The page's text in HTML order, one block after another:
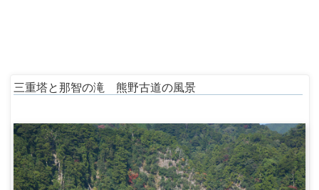
三重塔と那智の滝 熊野古道の風景